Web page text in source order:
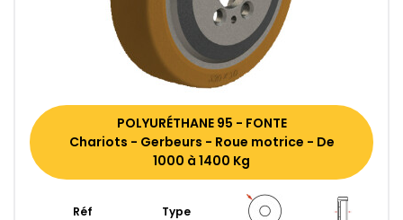
POLYURÉTHANE 95 - FONTE
Chariots - Gerbeurs - Roue motrice - De
1000 à 1400 Kg
Réf Type